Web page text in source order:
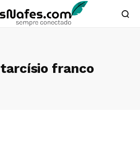
tarcísio franco